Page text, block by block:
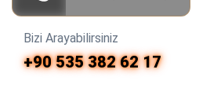
Bizi Arayabilirsiniz
+90 535 382 62 17